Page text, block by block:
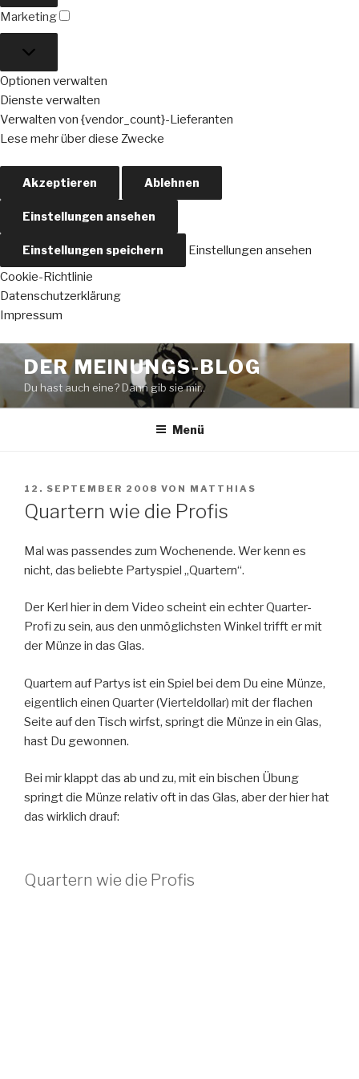
Marketing
Optionen verwalten
Dienste verwalten
Verwalten von {vendor_count}-Lieferanten
Lese mehr über diese Zwecke
Akzeptieren Ablehnen
Einstellungen ansehen
Einstellungen speichern
Einstellungen ansehen
Cookie-Richtlinie
Datenschutzerklärung
Impressum
Zum
Inhalt
springen
DER MEINUNGS-BLOG
Du hast auch eine? Dann gib sie mir..
Menü
VERÖFFENTLICHT
AM
12. SEPTEMBER 2008 VON MATTHIAS
Quartern wie die Profis
Mal was passendes zum Wochenende. Wer kenn es
nicht, das beliebte Partyspiel „Quartern“.
Der Kerl hier in dem Video scheint ein echter Quarter-
Profi zu sein, aus den unmöglichsten Winkel trifft er mit
der Münze in das Glas.
Quartern auf Partys ist ein Spiel bei dem Du eine Münze,
eigentlich einen Quarter (Vierteldollar) mit der flachen
Seite auf den Tisch wirfst, springt die Münze in ein Glas,
hast Du gewonnen.
Bei mir klappt das ab und zu, mit ein bischen Übung
springt die Münze relativ oft in das Glas, aber der hier hat
das wirklich drauf:
Quartern wie die Profis